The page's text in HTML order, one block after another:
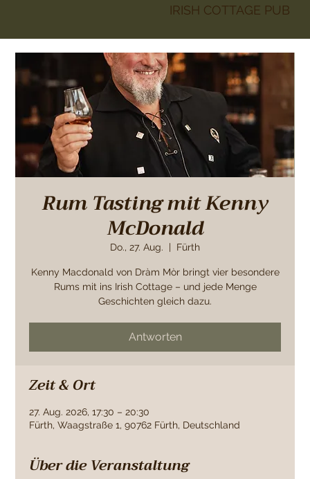
IRISH COTTAGE PUB
Rum Tasting mit Kenny
McDonald
Do., 27. Aug. Fürth
Kenny Macdonald von Dràm Mòr bringt vier besondere
Rums mit ins Irish Cottage – und jede Menge
Geschichten gleich dazu.
Antworten
Zeit & Ort
27. Aug. 2026, 17:30 – 20:30
Fürth, Waagstraße 1, 90762 Fürth, Deutschland
Über die Veranstaltung